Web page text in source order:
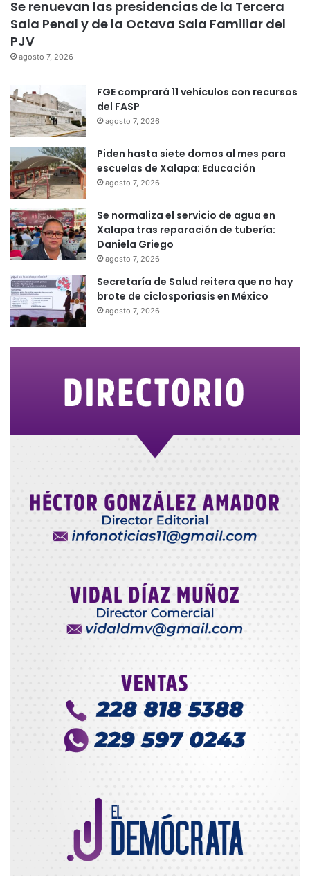
Se renuevan las presidencias de la Tercera
Sala Penal y de la Octava Sala Familiar del
PJV
agosto 7, 2026
FGE comprará 11 vehículos con recursos
del FASP
agosto 7, 2026
Piden hasta siete domos al mes para
escuelas de Xalapa: Educación
agosto 7, 2026
Se normaliza el servicio de agua en
Xalapa tras reparación de tubería:
Daniela Griego
agosto 7, 2026
Secretaría de Salud reitera que no hay
brote de ciclosporiasis en México
agosto 7, 2026